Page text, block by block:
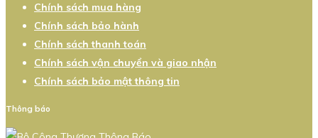
Chính sách mua hàng
Chính sách bảo hành
Chính sách thanh toán
Chính sách vận chuyển và giao nhận
Chính sách bảo mật thông tin
Thông báo